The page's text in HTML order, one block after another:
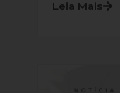
Leia Mais